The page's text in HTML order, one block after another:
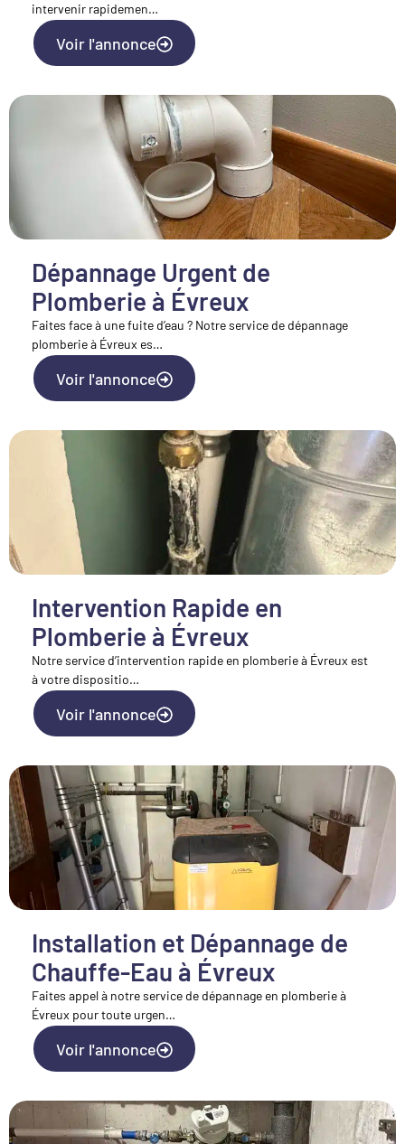
intervenir rapidemen…
Voir l'annonce
Dépannage Urgent de
Plomberie à Évreux
Faites face à une fuite d’eau ? Notre service de dépannage
plomberie à Évreux es…
Voir l'annonce
Intervention Rapide en
Plomberie à Évreux
Notre service d’intervention rapide en plomberie à Évreux est
à votre dispositio…
Voir l'annonce
Installation et Dépannage de
Chauffe-Eau à Évreux
Faites appel à notre service de dépannage en plomberie à
Évreux pour toute urgen…
Voir l'annonce